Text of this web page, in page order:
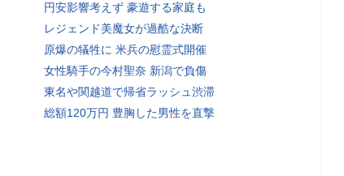
円安影響考えず 豪遊する家庭も
レジェンド美魔女が過酷な決断
原爆の犠牲に 米兵の慰霊式開催
女性騎手の今村聖奈 新潟で負傷
東名や関越道で帰省ラッシュ渋滞
総額120万円 豊胸した男性を直撃